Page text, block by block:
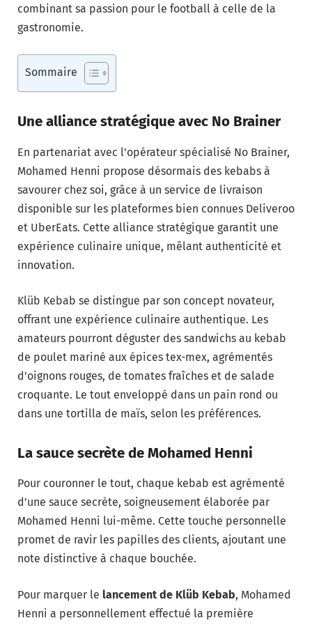
combinant sa passion pour le football à celle de la
gastronomie.
Sommaire
Une alliance stratégique avec No Brainer
En partenariat avec l’opérateur spécialisé No Brainer,
Mohamed Henni propose désormais des kebabs à
savourer chez soi, grâce à un service de livraison
disponible sur les plateformes bien connues Deliveroo
et UberEats. Cette alliance stratégique garantit une
expérience culinaire unique, mêlant authenticité et
innovation.
Klüb Kebab se distingue par son concept novateur,
offrant une expérience culinaire authentique. Les
amateurs pourront déguster des sandwichs au kebab
de poulet mariné aux épices tex-mex, agrémentés
d’oignons rouges, de tomates fraîches et de salade
croquante. Le tout enveloppé dans un pain rond ou
dans une tortilla de maïs, selon les préférences.
La sauce secrète de Mohamed Henni
Pour couronner le tout, chaque kebab est agrémenté
d’une sauce secrète, soigneusement élaborée par
Mohamed Henni lui-même. Cette touche personnelle
promet de ravir les papilles des clients, ajoutant une
note distinctive à chaque bouchée.
Pour marquer le lancement de Klüb Kebab, Mohamed
Henni a personnellement effectué la première